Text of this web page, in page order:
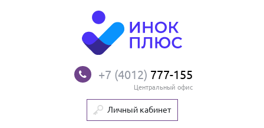
+7 (4012) 777-155
Центральный офис
Личный кабинет